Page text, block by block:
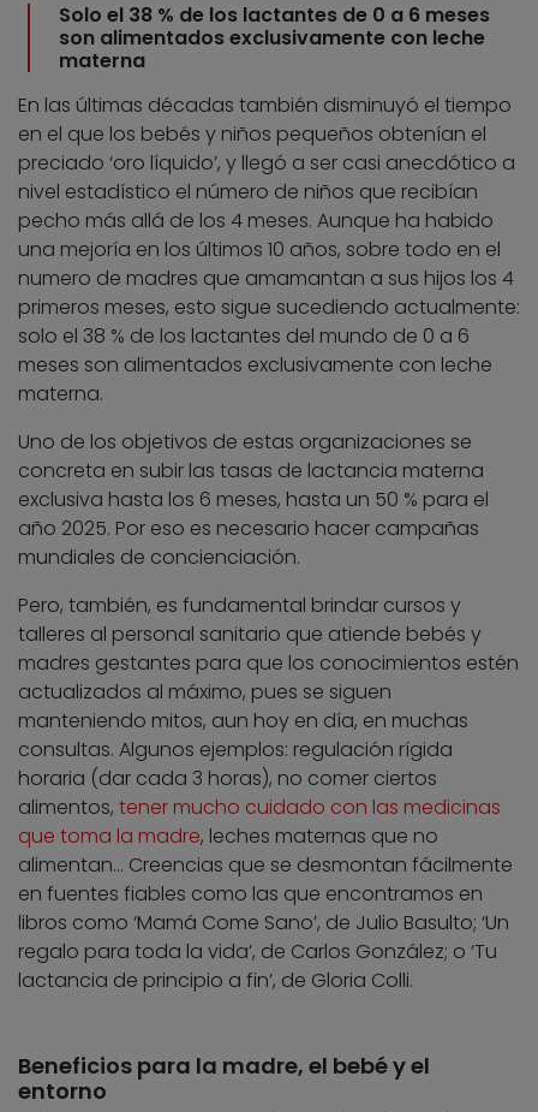
Solo el 38 % de los lactantes de 0 a 6 meses
son alimentados exclusivamente con leche
materna
En las últimas décadas también disminuyó el tiempo
en el que los bebés y niños pequeños obtenían el
preciado ‘oro líquido’, y llegó a ser casi anecdótico a
nivel estadístico el número de niños que recibían
pecho más allá de los 4 meses. Aunque ha habido
una mejoría en los últimos 10 años, sobre todo en el
numero de madres que amamantan a sus hijos los 4
primeros meses, esto sigue sucediendo actualmente:
solo el 38 % de los lactantes del mundo de 0 a 6
meses son alimentados exclusivamente con leche
materna.
Uno de los objetivos de estas organizaciones se
concreta en subir las tasas de lactancia materna
exclusiva hasta los 6 meses, hasta un 50 % para el
año 2025. Por eso es necesario hacer campañas
mundiales de concienciación.
Pero, también, es fundamental brindar cursos y
talleres al personal sanitario que atiende bebés y
madres gestantes para que los conocimientos estén
actualizados al máximo, pues se siguen
manteniendo mitos, aun hoy en día, en muchas
consultas. Algunos ejemplos: regulación rígida
horaria (dar cada 3 horas), no comer ciertos
alimentos, tener mucho cuidado con las medicinas
que toma la madre, leches maternas que no
alimentan… Creencias que se desmontan fácilmente
en fuentes fiables como las que encontramos en
libros como ‘Mamá Come Sano’, de Julio Basulto; ‘Un
regalo para toda la vida’, de Carlos González; o ‘Tu
lactancia de principio a fin’, de Gloria Colli.
Beneficios para la madre, el bebé y el
entorno